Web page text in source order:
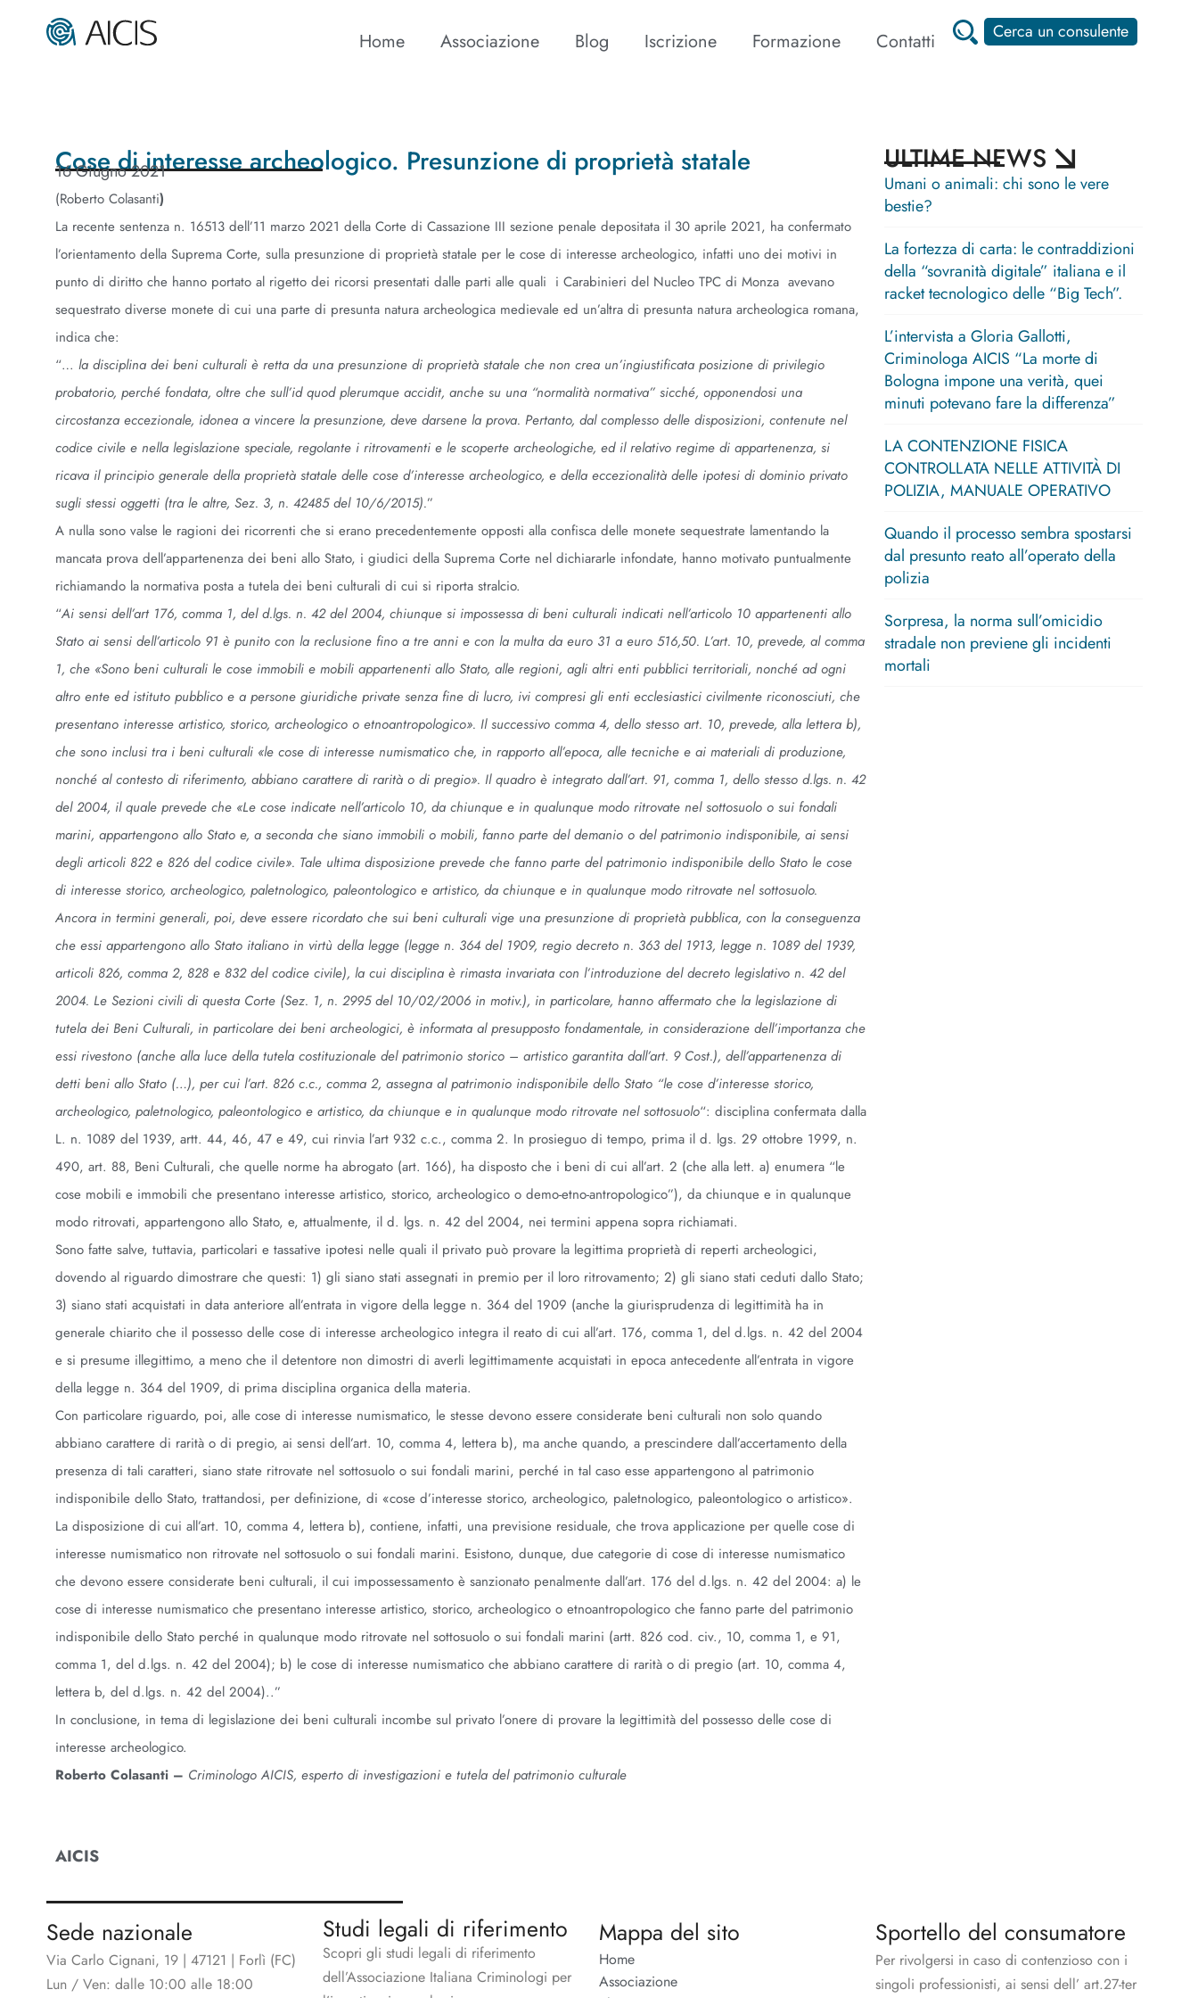
Home Associazione Blog Iscrizione Formazione Contatti Cerca un consulente
Cose di interesse archeologico. Presunzione di proprietà statale
16 Giugno 2021
(Roberto Colasanti)
La recente sentenza n. 16513 dell’11 marzo 2021 della Corte di Cassazione III sezione penale depositata il 30 aprile 2021, ha confermato
l’orientamento della Suprema Corte, sulla presunzione di proprietà statale per le cose di interesse archeologico, infatti uno dei motivi in
punto di diritto che hanno portato al rigetto dei ricorsi presentati dalle parti alle quali i Carabinieri del Nucleo TPC di Monza avevano
sequestrato diverse monete di cui una parte di presunta natura archeologica medievale ed un’altra di presunta natura archeologica romana,
indica che:
“… la disciplina dei beni culturali è retta da una presunzione di proprietà statale che non crea un’ingiustificata posizione di privilegio
probatorio, perché fondata, oltre che sull’id quod plerumque accidit, anche su una “normalità normativa” sicché, opponendosi una
circostanza eccezionale, idonea a vincere la presunzione, deve darsene la prova. Pertanto, dal complesso delle disposizioni, contenute nel
codice civile e nella legislazione speciale, regolante i ritrovamenti e le scoperte archeologiche, ed il relativo regime di appartenenza, si
ricava il principio generale della proprietà statale delle cose d’interesse archeologico, e della eccezionalità delle ipotesi di dominio privato
sugli stessi oggetti (tra le altre, Sez. 3, n. 42485 del 10/6/2015).”
A nulla sono valse le ragioni dei ricorrenti che si erano precedentemente opposti alla confisca delle monete sequestrate lamentando la
mancata prova dell’appartenenza dei beni allo Stato, i giudici della Suprema Corte nel dichiararle infondate, hanno motivato puntualmente
richiamando la normativa posta a tutela dei beni culturali di cui si riporta stralcio.
“Ai sensi dell’art 176, comma 1, del d.lgs. n. 42 del 2004, chiunque si impossessa di beni culturali indicati nell’articolo 10 appartenenti allo
Stato ai sensi dell’articolo 91 è punito con la reclusione fino a tre anni e con la multa da euro 31 a euro 516,50. L’art. 10, prevede, al comma
1, che «Sono beni culturali le cose immobili e mobili appartenenti allo Stato, alle regioni, agli altri enti pubblici territoriali, nonché ad ogni
altro ente ed istituto pubblico e a persone giuridiche private senza fine di lucro, ivi compresi gli enti ecclesiastici civilmente riconosciuti, che
presentano interesse artistico, storico, archeologico o etnoantropologico». Il successivo comma 4, dello stesso art. 10, prevede, alla lettera b),
che sono inclusi tra i beni culturali «le cose di interesse numismatico che, in rapporto all’epoca, alle tecniche e ai materiali di produzione,
nonché al contesto di riferimento, abbiano carattere di rarità o di pregio». Il quadro è integrato dall’art. 91, comma 1, dello stesso d.lgs. n. 42
del 2004, il quale prevede che «Le cose indicate nell’articolo 10, da chiunque e in qualunque modo ritrovate nel sottosuolo o sui fondali
marini, appartengono allo Stato e, a seconda che siano immobili o mobili, fanno parte del demanio o del patrimonio indisponibile, ai sensi
degli articoli 822 e 826 del codice civile». Tale ultima disposizione prevede che fanno parte del patrimonio indisponibile dello Stato le cose
di interesse storico, archeologico, paletnologico, paleontologico e artistico, da chiunque e in qualunque modo ritrovate nel sottosuolo.
Ancora in termini generali, poi, deve essere ricordato che sui beni culturali vige una presunzione di proprietà pubblica, con la conseguenza
che essi appartengono allo Stato italiano in virtù della legge (legge n. 364 del 1909, regio decreto n. 363 del 1913, legge n. 1089 del 1939,
articoli 826, comma 2, 828 e 832 del codice civile), la cui disciplina è rimasta invariata con l’introduzione del decreto legislativo n. 42 del
2004. Le Sezioni civili di questa Corte (Sez. 1, n. 2995 del 10/02/2006 in motiv.), in particolare, hanno affermato che la legislazione di
tutela dei Beni Culturali, in particolare dei beni archeologici, è informata al presupposto fondamentale, in considerazione dell’importanza che
essi rivestono (anche alla luce della tutela costituzionale del patrimonio storico – artistico garantita dall’art. 9 Cost.), dell’appartenenza di
detti beni allo Stato (…), per cui l’art. 826 c.c., comma 2, assegna al patrimonio indisponibile dello Stato “le cose d’interesse storico,
archeologico, paletnologico, paleontologico e artistico, da chiunque e in qualunque modo ritrovate nel sottosuolo“: disciplina confermata dalla
L. n. 1089 del 1939, artt. 44, 46, 47 e 49, cui rinvia l’art 932 c.c., comma 2. In prosieguo di tempo, prima il d. lgs. 29 ottobre 1999, n.
490, art. 88, Beni Culturali, che quelle norme ha abrogato (art. 166), ha disposto che i beni di cui all’art. 2 (che alla lett. a) enumera “le
cose mobili e immobili che presentano interesse artistico, storico, archeologico o demo-etno-antropologico”), da chiunque e in qualunque
modo ritrovati, appartengono allo Stato, e, attualmente, il d. lgs. n. 42 del 2004, nei termini appena sopra richiamati.
Sono fatte salve, tuttavia, particolari e tassative ipotesi nelle quali il privato può provare la legittima proprietà di reperti archeologici,
dovendo al riguardo dimostrare che questi: 1) gli siano stati assegnati in premio per il loro ritrovamento; 2) gli siano stati ceduti dallo Stato;
3) siano stati acquistati in data anteriore all’entrata in vigore della legge n. 364 del 1909 (anche la giurisprudenza di legittimità ha in
generale chiarito che il possesso delle cose di interesse archeologico integra il reato di cui all’art. 176, comma 1, del d.lgs. n. 42 del 2004
e si presume illegittimo, a meno che il detentore non dimostri di averli legittimamente acquistati in epoca antecedente all’entrata in vigore
della legge n. 364 del 1909, di prima disciplina organica della materia.
Con particolare riguardo, poi, alle cose di interesse numismatico, le stesse devono essere considerate beni culturali non solo quando
abbiano carattere di rarità o di pregio, ai sensi dell’art. 10, comma 4, lettera b), ma anche quando, a prescindere dall’accertamento della
presenza di tali caratteri, siano state ritrovate nel sottosuolo o sui fondali marini, perché in tal caso esse appartengono al patrimonio
indisponibile dello Stato, trattandosi, per definizione, di «cose d’interesse storico, archeologico, paletnologico, paleontologico o artistico».
La disposizione di cui all’art. 10, comma 4, lettera b), contiene, infatti, una previsione residuale, che trova applicazione per quelle cose di
interesse numismatico non ritrovate nel sottosuolo o sui fondali marini. Esistono, dunque, due categorie di cose di interesse numismatico
che devono essere considerate beni culturali, il cui impossessamento è sanzionato penalmente dall’art. 176 del d.lgs. n. 42 del 2004: a) le
cose di interesse numismatico che presentano interesse artistico, storico, archeologico o etnoantropologico che fanno parte del patrimonio
indisponibile dello Stato perché in qualunque modo ritrovate nel sottosuolo o sui fondali marini (artt. 826 cod. civ., 10, comma 1, e 91,
comma 1, del d.lgs. n. 42 del 2004); b) le cose di interesse numismatico che abbiano carattere di rarità o di pregio (art. 10, comma 4,
lettera b, del d.lgs. n. 42 del 2004)..”
In conclusione, in tema di legislazione dei beni culturali incombe sul privato l’onere di provare la legittimità del possesso delle cose di
interesse archeologico.
Roberto Colasanti – Criminologo AICIS, esperto di investigazioni e tutela del patrimonio culturale
AICIS
ULTIME NEWS
Umani o animali: chi sono le vere
bestie?
La fortezza di carta: le contraddizioni
della “sovranità digitale” italiana e il
racket tecnologico delle “Big Tech”.
L’intervista a Gloria Gallotti,
Criminologa AICIS “La morte di
Bologna impone una verità, quei
minuti potevano fare la differenza”
LA CONTENZIONE FISICA
CONTROLLATA NELLE ATTIVITÀ DI
POLIZIA, MANUALE OPERATIVO
Quando il processo sembra spostarsi
dal presunto reato all’operato della
polizia
Sorpresa, la norma sull’omicidio
stradale non previene gli incidenti
mortali
Sede nazionale
Via Carlo Cignani, 19 | 47121 | Forlì (FC)
Lun / Ven: dalle 10:00 alle 18:00
Studi legali di riferimento
Scopri gli studi legali di riferimento
dell’Associazione Italiana Criminologi per
Mappa del sito
Home
Associazione
Sportello del consumatore
Per rivolgersi in caso di contenzioso con i
singoli professionisti, ai sensi dell’ art.27-ter